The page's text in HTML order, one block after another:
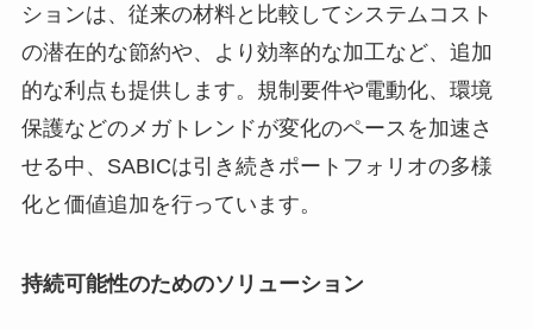
ションは、従来の材料と比較してシステムコスト
の潜在的な節約や、より効率的な加工など、追加
的な利点も提供します。規制要件や電動化、環境
保護などのメガトレンドが変化のペースを加速さ
せる中、SABICは引き続きポートフォリオの多様
化と価値追加を行っています。
持続可能性のためのソリューション